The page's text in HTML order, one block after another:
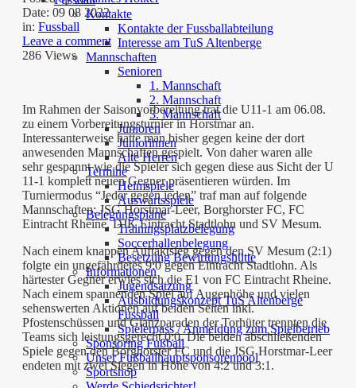
Kontakte
Kontakte der Fussballabteilung
Interesse am TuS Altenberge
Mannschaften
Senioren
1. Mannschaft
2. Mannschaft
3. Mannschaft
Junioren
Juniorinnen
Alte Herren
Termine
Heimspiele
Auswärtsspiele
Belegungspläne
Trainingsplatzbelegung
Soccerhallenbelegung
Besetzung Bewirtungshütte
Informationen
Jugendsatzung
Ausbildungskonzept TuS Altenberge
Fussball
Spielerpass / Anmeldung zum Spielbetrieb
Sponsoring Fußball
Unser Fußballhauptsponsorenpool
Sportshop
Date: 09 08 2022
in: Fussball
Leave a comment
286 Views
Im Rahmen der Saisonvorbereitung trat die U11-1 am 06.08.
zu einem Vorbereitungsturnier in Horstmar an.
Interessanterweise hatte man bisher gegen keine der dort
anwesenden Mannschaften gespielt. Von daher waren alle
sehr gespannt wie die Spieler sich gegen diese aus Sicht der U
11-1 komplett neuen Gegner präsentieren würden. Im
Turniermodus “Jeder gegen jeden” traf man auf folgende
Mannschaften: JSG Horstmar-Leer, Borghorster FC, FC
Eintracht Rheine, DJK Eintracht Stadtlohn und SV Mesum.
Nach einem knappen Auftaktsieg gegen den SV Mesum (2:1)
folgte ein ungefährdetes 9:0 gegen Eintracht Stadtlohn. Als
härtester Gegner erwies sich die E1 von FC Eintracht Rheine.
Nach einem spannenden Spiel auf Augenhöhe und vielen
sehenswerten Aktionen auf beiden Seiten inkl.
Pfostenschüssen und Glanzparaden der Torhüter trennten die
Teams sich leistungsgerecht 0:0. Die beiden abschließenden
Spiele gegen den Borghorster FC und die JSG Horstmar-Leer
endeten mit zwei Siegen in Höhe von 4:2 und 3:1.